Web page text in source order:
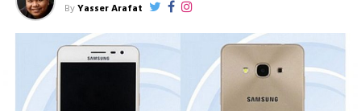
ByYasser Arafat